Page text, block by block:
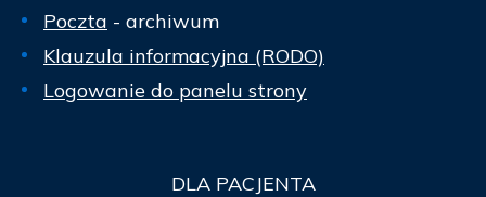
Poczta - archiwum
Klauzula informacyjna (RODO)
Logowanie do panelu strony
DLAPACJENTA